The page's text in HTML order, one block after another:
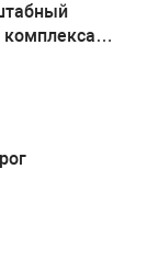
комплекса